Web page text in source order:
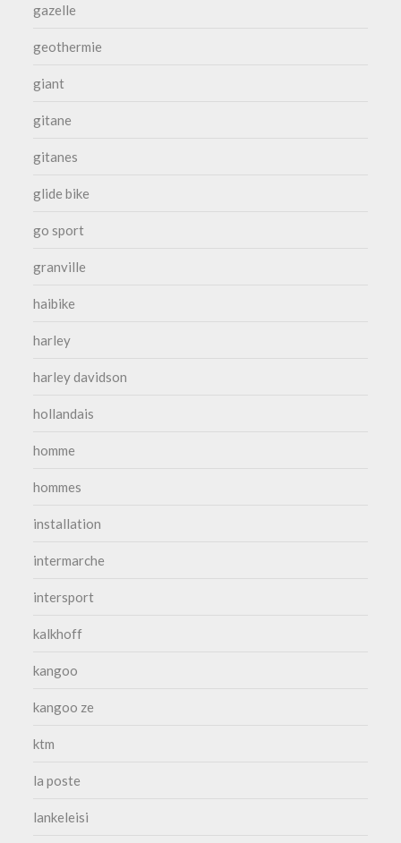
gazelle
geothermie
giant
gitane
gitanes
glide bike
go sport
granville
haibike
harley
harley davidson
hollandais
homme
hommes
installation
intermarche
intersport
kalkhoff
kangoo
kangoo ze
ktm
la poste
lankeleisi